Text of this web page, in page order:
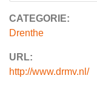
CATEGORIE:
Drenthe
URL:
http://www.drmv.nl/